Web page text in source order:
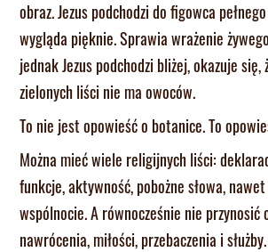
obraz. Jezus podchodzi do figowca
wygląda pięknie. Sprawia wrażenie
jednak Jezus podchodzi bliżej, okazuje
zielonych liści nie ma owoców.
To nie jest opowieść o botanice. To
Można mieć wiele religijnych liści:
funkcje, aktywność, pobożne słowa,
wspólnocie. A równocześnie nie przynosić
nawrócenia, miłości, przebaczenia i służby.